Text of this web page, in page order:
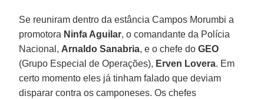
Se reuniram dentro da estância Campos Morumbi a
promotora Ninfa Aguilar, o comandante da Polícia
Nacional, Arnaldo Sanabria, e o chefe doGEO
(Grupo Especial de Operações), Erven Lovera. Em
certo momento eles já tinham falado que deviam
disparar contra os camponeses. Os chefes